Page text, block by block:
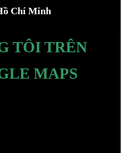
Chí Minh
TÔI TRÊN
MAPS